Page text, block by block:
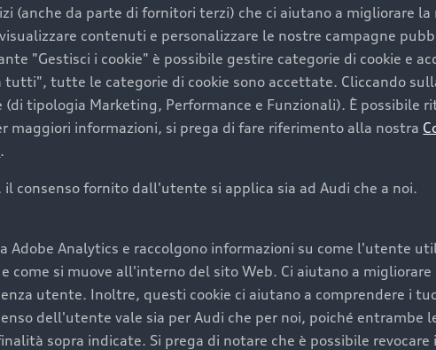
un’auto usata Audi
convenienza, affidabilità e sostenibilità. Per fare un
del marchio. Audi offre l’auto usata perfetta tramite
acquistare la tua prossima
acquistare un’auto usata, oltre al prezzo e all'aspetto,
a uno stato migliore del veicolo e a una maggiore
completa della vettura certifica una manutenzione
(anche da parte di fornitori terzi) che ci aiutano a migliorare la
contenuti e personalizzare le nostre campagne
"Gestisci i cookie" è possibile gestire categorie di cookie e
tutte le categorie di cookie sono accettate. Cliccando
(di tipologia Marketing, Performance e Funzionali). È possibile
maggiori informazioni, si prega di fare riferimento alla nostra
.
consenso fornito dall'utente si applica sia ad Audi che a noi.
Adobe Analytics e raccolgono informazioni su come l'utente
come si muove all'interno del sito Web. Ci aiutano a
utente. Inoltre, questi cookie ci aiutano a comprendere i
dell'utente vale sia per Audi che per noi, poiché entrambe
sopra indicate. Si prega di notare che è possibile